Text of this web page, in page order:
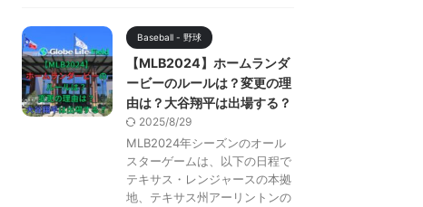
Baseball - 野球
【MLB2024】ホームランダ
ービーのルールは？変更の理
由は？大谷翔平は出場する？
2025/8/29
MLB2024年シーズンのオール
スターゲームは、以下の日程で
テキサス・レンジャースの本拠
地、テキサス州アーリントンの